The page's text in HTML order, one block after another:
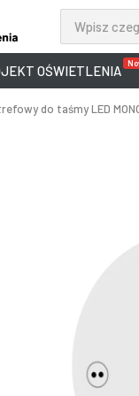
OŚWIETLENIA
do taśmy LED